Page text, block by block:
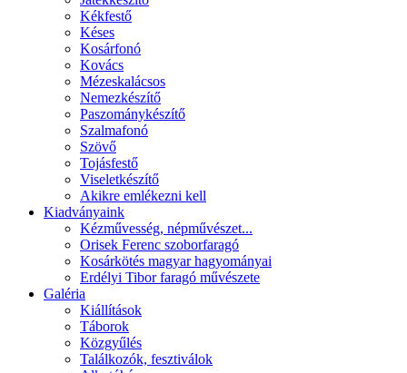
Kékfestő
Késes
Kosárfonó
Kovács
Mézeskalácsos
Nemezkészítő
Paszománykészítő
Szalmafonó
Szövő
Tojásfestő
Viseletkészítő
Akikre emlékezni kell
Kiadványaink
Kézművesség, népművészet...
Orisek Ferenc szoborfaragó
Kosárkötés magyar hagyományai
Erdélyi Tibor faragó művészete
Galéria
Kiállítások
Táborok
Közgyűlés
Találkozók, fesztiválok